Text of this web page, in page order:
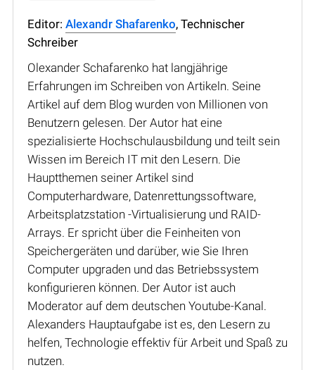
Editor: Alexandr Shafarenko, Technischer
Schreiber
Olexander Schafarenko hat langjährige
Erfahrungen im Schreiben von Artikeln. Seine
Artikel auf dem Blog wurden von Millionen von
Benutzern gelesen. Der Autor hat eine
spezialisierte Hochschulausbildung und teilt sein
Wissen im Bereich IT mit den Lesern. Die
Hauptthemen seiner Artikel sind
Computerhardware, Datenrettungssoftware,
Arbeitsplatzstation -Virtualisierung und RAID-
Arrays. Er spricht über die Feinheiten von
Speichergeräten und darüber, wie Sie Ihren
Computer upgraden und das Betriebssystem
konfigurieren können. Der Autor ist auch
Moderator auf dem deutschen Youtube-Kanal.
Alexanders Hauptaufgabe ist es, den Lesern zu
helfen, Technologie effektiv für Arbeit und Spaß zu
nutzen.